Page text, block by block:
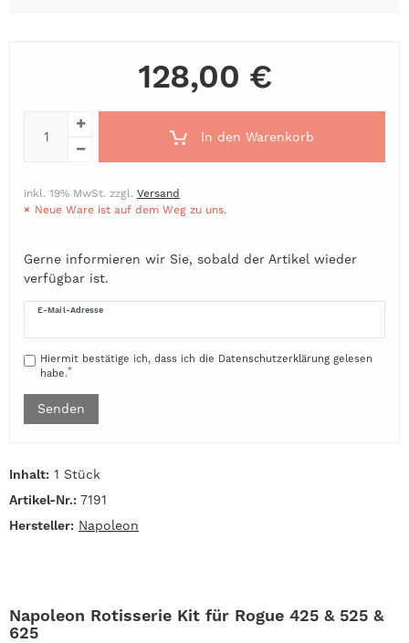
Inhalt: 1 Stück
Artikel-Nr.: 7191
Hersteller: Napoleon
128,00 €
In den Warenkorb
inkl. 19% MwSt. zzgl. Versand
Neue Ware ist auf dem Weg zu uns.
Gerne informieren wir Sie, sobald der Artikel wieder
verfügbar ist.
E-Mail-Adresse
Hiermit bestätige ich, dass ich die Daten­schutz­erklärunggelesen
habe.*
Senden
Napoleon Rotisserie Kit für Rogue 425 & 525 &
625